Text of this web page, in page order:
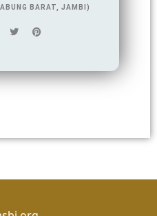
BARAT, JAMBI)